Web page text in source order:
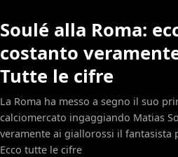
Soulé alla Roma:
costanto
Tutte le cifre
La Roma ha messo a segno il suo
calciomercato ingaggiando Matias
veramente ai giallorossi il fantasista
Ecco tutte le cifre